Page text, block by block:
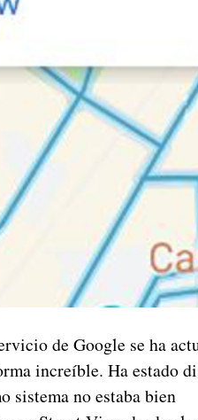
de Google se ha
increíble. Ha estado
sistema no estaba bien